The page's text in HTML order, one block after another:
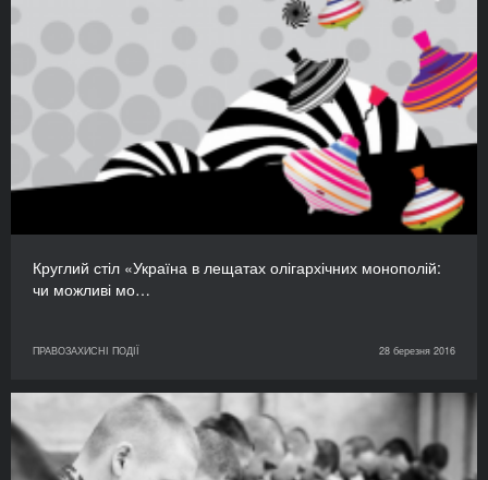
Круглий стіл «Україна в лещатах олігархічних монополій:
чи можливі мо…
ПРАВОЗАХИСНІ ПОДІЇ 28 березня 2016